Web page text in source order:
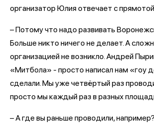
организатор Юлия отвечает с
– Потому что надо развивать
Больше никто ничего не делает. А
организацией не возникло. Андрей
«Митбола» - просто написал нам «гоу
сделали. Мы уже четвёртый раз
просто мы каждый раз в разных
– А где вы раньше проводили, например?